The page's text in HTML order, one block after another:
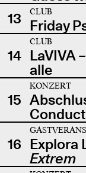
13
CLUB
Friday
14
CLUB
LaVIVA
alle
15
KONZERT
16 Explora
Extrem